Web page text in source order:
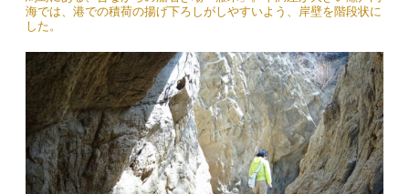
海では、港での積荷の揚げ下ろしがしやすいよう、岸壁を階段状に
した。